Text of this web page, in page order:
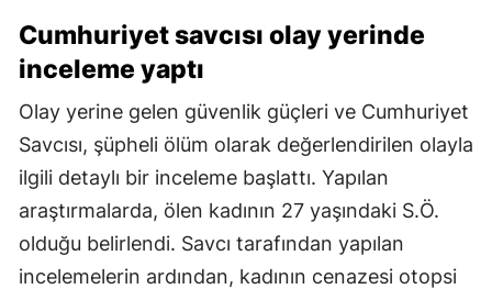
Cumhuriyet savcısı olay yerinde
inceleme yaptı
Olay yerine gelen güvenlik güçleri ve Cumhuriyet
Savcısı, şüpheli ölüm olarak değerlendirilen olayla
ilgili detaylı bir inceleme başlattı. Yapılan
araştırmalarda, ölen kadının 27 yaşındaki S.Ö.
olduğu belirlendi. Savcı tarafından yapılan
incelemelerin ardından, kadının cenazesi otopsi